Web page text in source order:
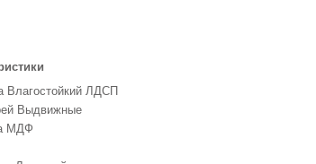
Влагостойкий ЛДСП
Выдвижные
МДФ